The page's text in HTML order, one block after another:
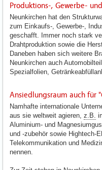
Produktions-, Gewerbe-
Neunkirchen hat den
zum Einkaufs-, Gewerbe-,
geschafft. Immer noch stark
Drahtproduktion sowie die
Daneben haben sich weitere
Neunkirchen auch
Spezialfolien,
Ansiedlungsraum auch für
Namhafte internationale
aus sie weltweit agieren, z.B.
Aluminium- und
und -zubehör sowie Hightech-
Telekommunikation und
nennen.